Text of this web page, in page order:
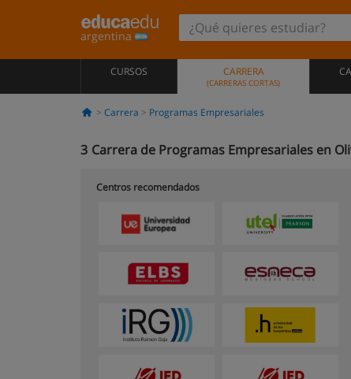
argentina
CURSOS CARRERA
(CARRERAS CORTAS)
Carrera Programas Empresariales
3 Carrera de Programas Empresariales en
Centros recomendados